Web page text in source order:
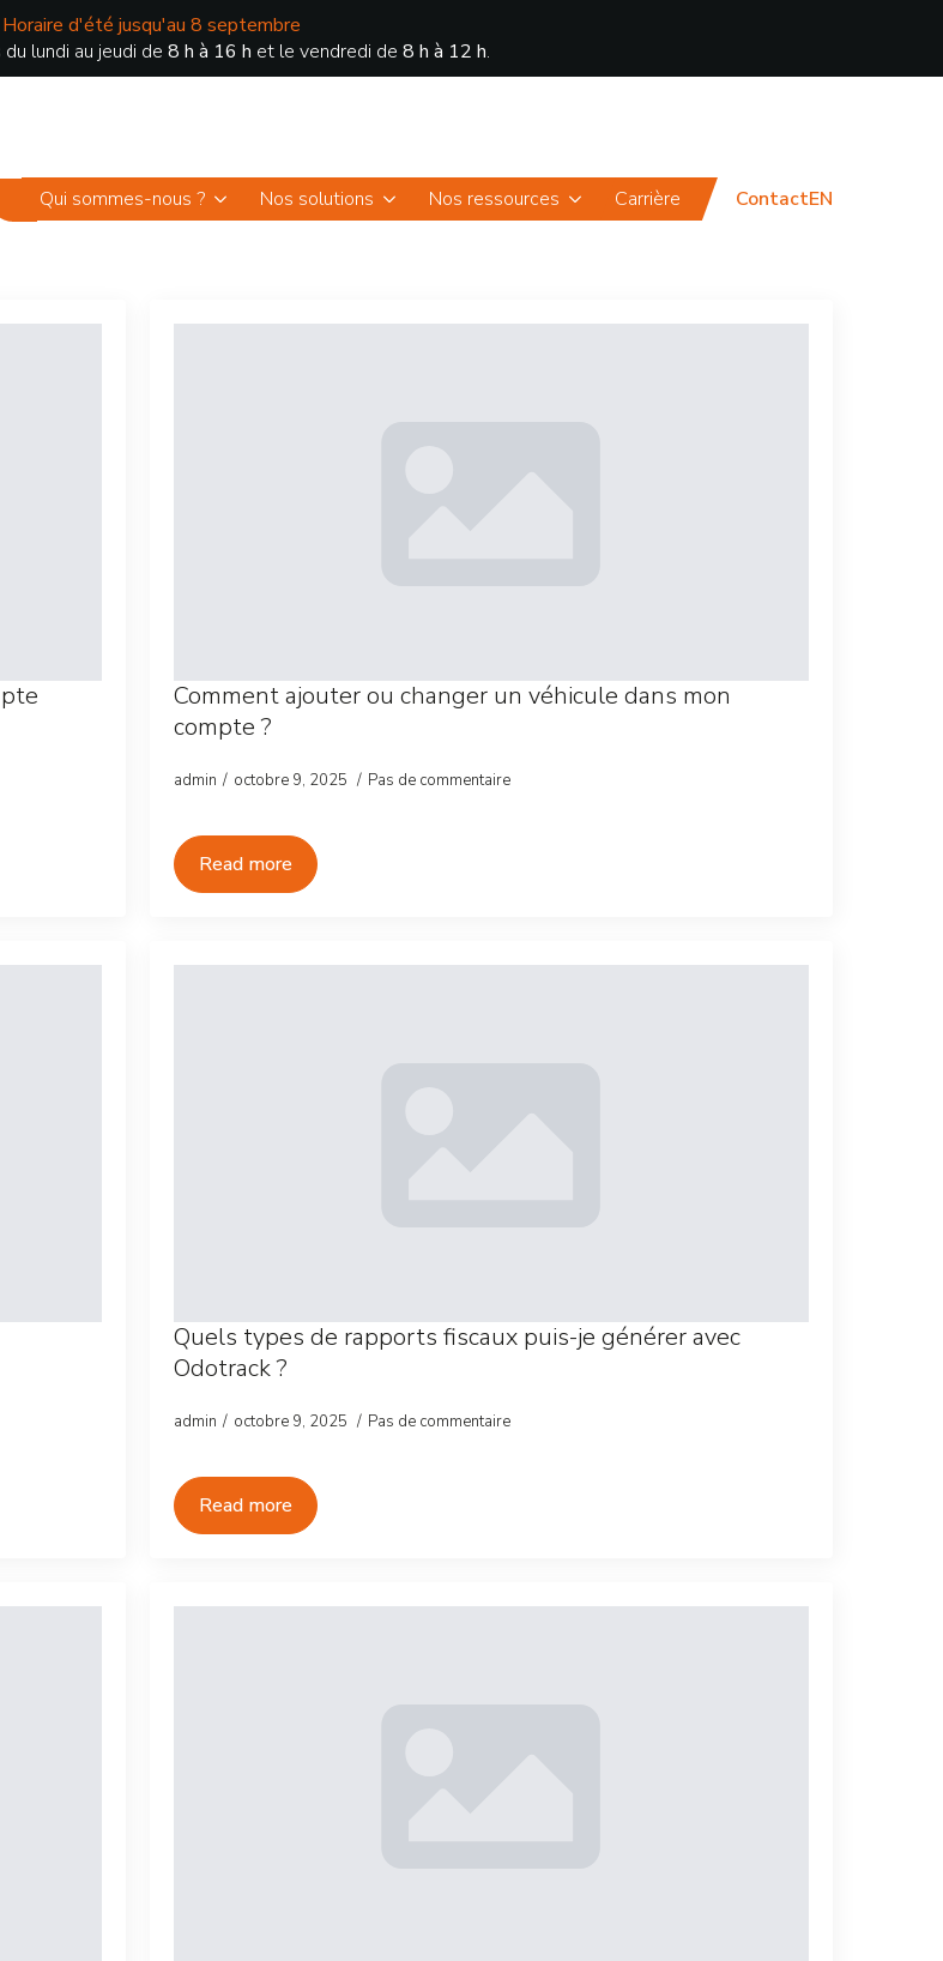
Horaire d'été jusqu'au 8 septembre
lundi au jeudi de 8 h à 16 h et le vendredi de 8 h à 12 h.
Qui sommes-nous ?
Nos solutions Nos ressources Carrière ContactEN
Comment ajouter ou changer un véhicule dans mon
compte ?
admin octobre 9, 2025 Pas de commentaire
Read more
Quels types de rapports fiscaux puis-je générer avec
Odotrack ?
admin octobre 9, 2025 Pas de commentaire
Read more